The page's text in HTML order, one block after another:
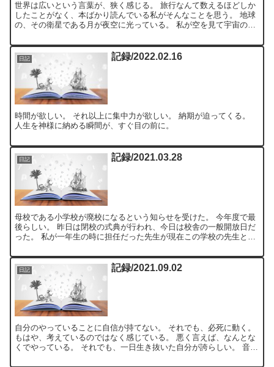
世界は広いという言葉が、狭く感じる。 旅行なんて数えるほどしか
したことがなく、本ばかり読んでいる私がそんなことを思う。 地球
の、その衛星である月が夜空に光っている。 私が空を見て宇宙の存
日記 記録/2022.02.16
時間が欲しい。 それ以上に集中力が欲しい。 納期が迫ってくる。
人生を神様に納める瞬間が、すぐ目の前に。
日記 記録/2021.03.28
母校である小学校が廃校になるという知らせを受けた。 今年度で最
後らしい。 昨日は閉校の式典が行われ、今日は校舎の一般開放日だ
った。 私が一年生の時に担任だった先生が現在この学校の先生とし
日記 記録/2021.09.02
自分のやっていることに自信が持てない。 それでも、必死に動く。
もはや、考えているのではなく感じている。 悪く言えば、なんとな
くでやっている。 それでも、一日生き抜いた自分が誇らしい。 音楽